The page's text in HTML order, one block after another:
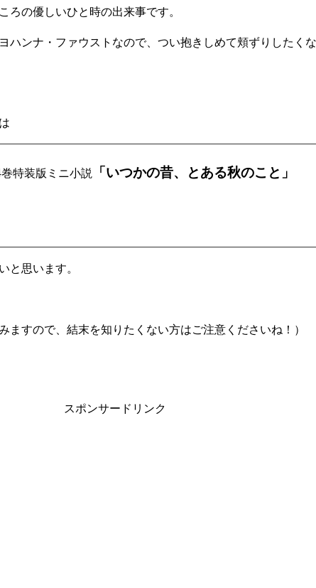
ろの優しいひと時の出来事です。
ハンナ・ファウストなので、つい抱きしめて頬ずりしたく
特装版ミニ小説 「いつかの昔、とある秋のこと」
と思います。
ますので、結末を知りたくない方はご注意くださいね！）
スポンサードリンク